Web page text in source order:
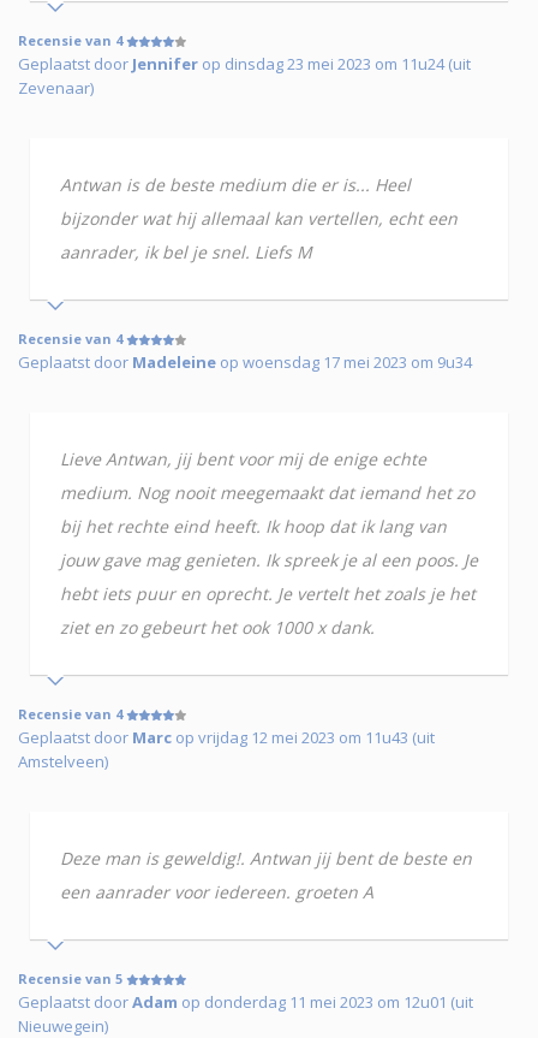
Recensie van 4
Geplaatst door Jennifer op dinsdag 23 mei 2023 om 11u24 (uit
Zevenaar)
Antwan is de beste medium die er is... Heel
bijzonder wat hij allemaal kan vertellen, echt een
aanrader, ik bel je snel. Liefs M
Recensie van 4
Geplaatst door Madeleine op woensdag 17 mei 2023 om 9u34
Lieve Antwan, jij bent voor mij de enige echte
medium. Nog nooit meegemaakt dat iemand het zo
bij het rechte eind heeft. Ik hoop dat ik lang van
jouw gave mag genieten. Ik spreek je al een poos. Je
hebt iets puur en oprecht. Je vertelt het zoals je het
ziet en zo gebeurt het ook 1000 x dank.
Recensie van 4
Geplaatst door Marc op vrijdag 12 mei 2023 om 11u43 (uit
Amstelveen)
Deze man is geweldig!. Antwan jij bent de beste en
een aanrader voor iedereen. groeten A
Recensie van 5
Geplaatst doorAdam op donderdag 11 mei 2023 om 12u01 (uit
Nieuwegein)